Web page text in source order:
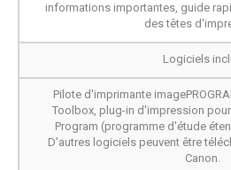
informations importantes, guide
des têtes
Logiciels
Pilote d'imprimante
Toolbox, plug-in d'impression
Program (programme d'étude
D'autres logiciels peuvent être
Canon.